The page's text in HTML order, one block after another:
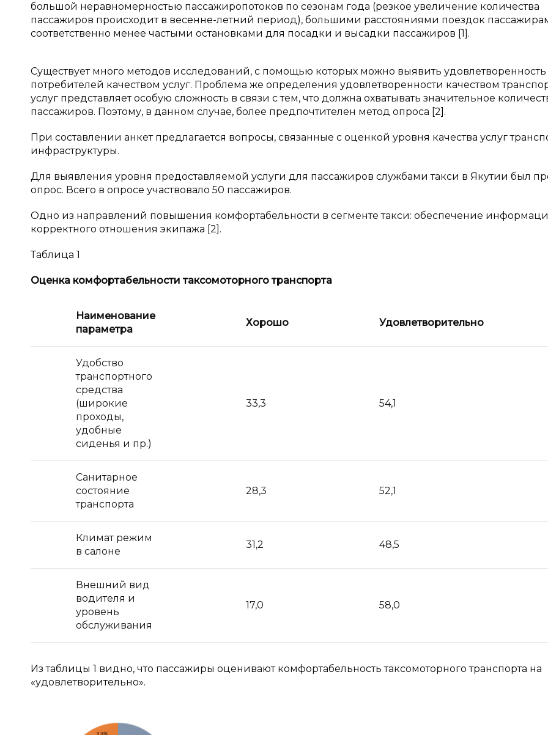
большой неравномерностью пассажиропотоков по сезонам года (резкое увеличение количества
пассажиров происходит в весенне-летний период), большими расстояниями поездок
соответственно менее частыми остановками для посадки и высадки пассажиров [1].
Существует много методов исследований, с помощью которых можно выявить удовлетворенность
потребителей качеством услуг. Проблема же определения удовлетворенности качеством
услуг представляет особую сложность в связи с тем, что должна охватывать значительное
пассажиров. Поэтому, в данном случае, более предпочтителен метод опроса [2].
При составлении анкет предлагается вопросы, связанные с оценкой уровня качества услуг
инфраструктуры.
Для выявления уровня предоставляемой услуги для пассажиров службами такси в Якутии был
опрос. Всего в опросе участвовало 50 пассажиров.
Одно из направлений повышения комфортабельности в сегменте такси: обеспечение
корректного отношения экипажа [2].
Таблица 1
Оценка комфортабельности таксомоторного транспорта
Наименование
параметра
Хорошо Удовлетворительно
Удобство
транспортного
средства
(широкие
проходы,
удобные
сиденья и пр.)
33,3 54,1
Санитарное
состояние
транспорта
28,3 52,1
Климат режим
в салоне
31,2 48,5
Внешний вид
водителя и
уровень
обслуживания
17,0 58,0
Из таблицы 1 видно, что пассажиры оценивают комфортабельность таксомоторного транспорта на
«удовлетворительно».